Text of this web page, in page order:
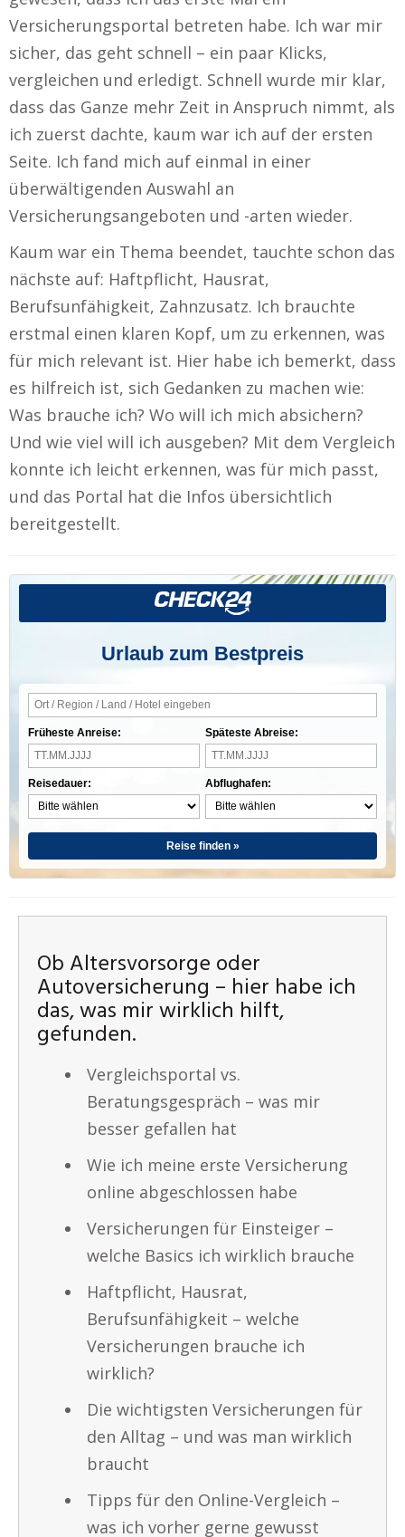
Versicherungsportal betreten habe. Ich war mir
sicher, das geht schnell – ein paar Klicks,
vergleichen und erledigt. Schnell wurde mir klar,
dass das Ganze mehr Zeit in Anspruch nimmt, als
ich zuerst dachte, kaum war ich auf der ersten
Seite. Ich fand mich auf einmal in einer
überwältigenden Auswahl an
Versicherungsangeboten und -arten wieder.
Kaum war ein Thema beendet, tauchte schon das
nächste auf: Haftpflicht, Hausrat,
Berufsunfähigkeit, Zahnzusatz. Ich brauchte
erstmal einen klaren Kopf, um zu erkennen, was
für mich relevant ist. Hier habe ich bemerkt, dass
es hilfreich ist, sich Gedanken zu machen wie:
Was brauche ich? Wo will ich mich absichern?
Und wie viel will ich ausgeben? Mit dem Vergleich
konnte ich leicht erkennen, was für mich passt,
und das Portal hat die Infos übersichtlich
bereitgestellt.
Urlaub zum Bestpreis
Früheste Anreise:
Reisedauer:
Späteste Abreise:
Abflughafen:
Reise finden »
Ob Altersvorsorge oder
Autoversicherung – hier habe ich
das, was mir wirklich hilft,
gefunden.
Vergleichsportal vs.
Beratungsgespräch – was mir
besser gefallen hat
Wie ich meine erste Versicherung
online abgeschlossen habe
Versicherungen für Einsteiger –
welche Basics ich wirklich brauche
Haftpflicht, Hausrat,
Berufsunfähigkeit – welche
Versicherungen brauche ich
wirklich?
Die wichtigsten Versicherungen für
den Alltag – und was man wirklich
braucht
Tipps für den Online-Vergleich –
was ich vorher gerne gewusst